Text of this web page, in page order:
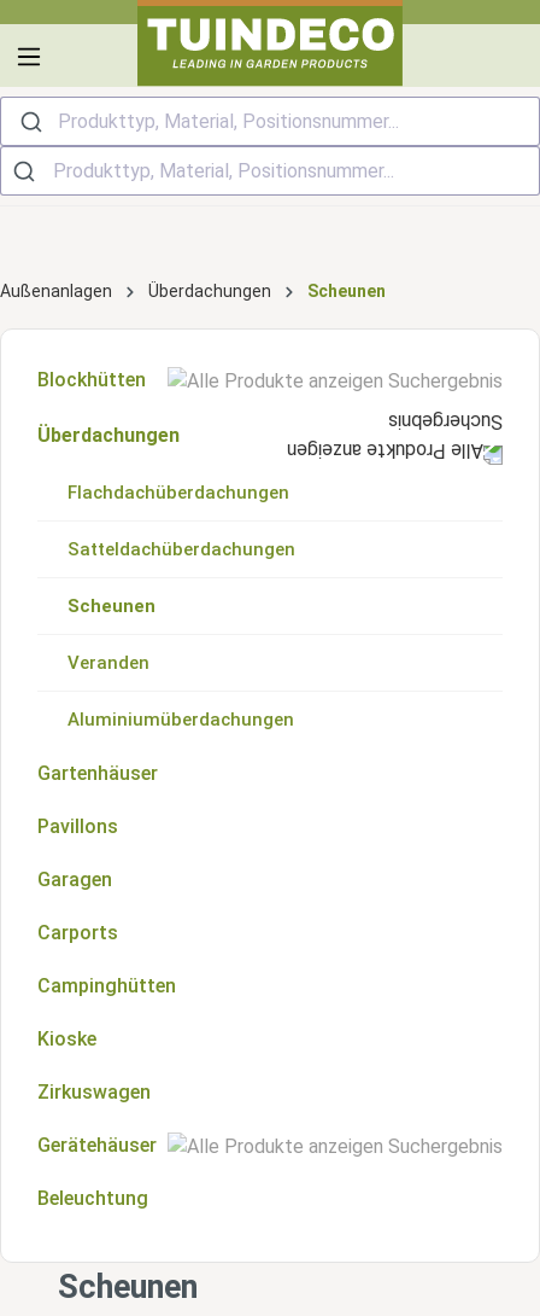
springen
Produkttyp, Material, Positionsnummer...
Außenanlagen Überdachungen Scheunen
Blockhütten
Blockhütten mit Satteldach
Blockhütten im Scheunenstil
Blockhütten mit Walmdach
Blockhütten mit Krüppelwalm
Blockhütten mit Flachdach
Blockhütten mit polygonalem Dach
Blockhütten mit Pultdach
Starter-Kits
Terrassenbeläge
Überdachungen
Flachdachüberdachungen
Satteldachüberdachungen
Scheunen
Veranden
Aluminiumüberdachungen
Gartenhäuser
Pavillons
Garagen
Carports
Campinghütten
Kioske
Zirkuswagen
Gerätehäuser
Gerätehäuser aus Holz
Gerätehäuser aus Metall
Beleuchtung
Scheunen